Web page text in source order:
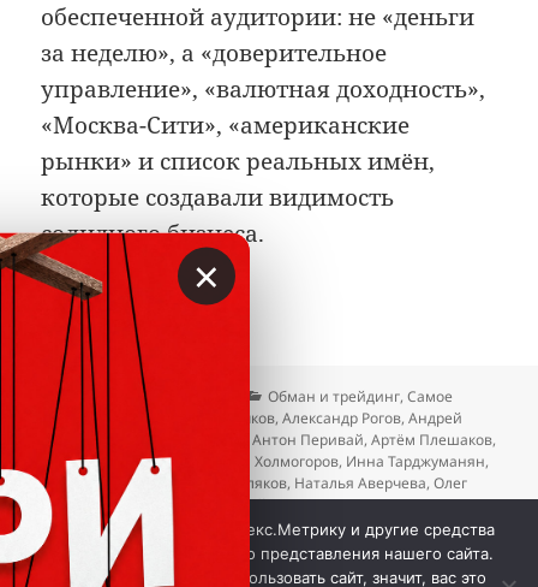
обеспеченной аудитории: не «деньги
за неделю», а «доверительное
управление», «валютная доходность»,
«Москва-Сити», «американские
рынки» и список реальных имён,
которые создавали видимость
солидного бизнеса.
Опубликовано
27.04.2026 Рубрики
Обман и трейдинг,Самое
интересное
Алекс Солтыков,Александр Рогов,Андрей
Ерошевский
Антон Балакин ,Антон Перивай,Артём Плешаков,
Евгений Федоренко
Евгений Холмогоров, Инна Тарджуманян,
Мария Ларкина
Михаил Тепляков, Наталья Аверчева,Олег
Седушкин,Павел Непомнящий,Чынаркан Бодонова
Добавить комментарий
к записи Как Денис Шумаков и Георгий
Мы используем куки, Яндекс.Метрику и другие средства
аналитики для наилучшего представления нашего сайта.
Если вы продолжите использовать сайт, значит, вас это
×